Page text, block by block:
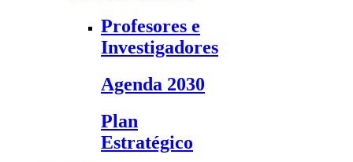
Profesores e
Investigadores
Agenda 2030
Plan
Estratégico